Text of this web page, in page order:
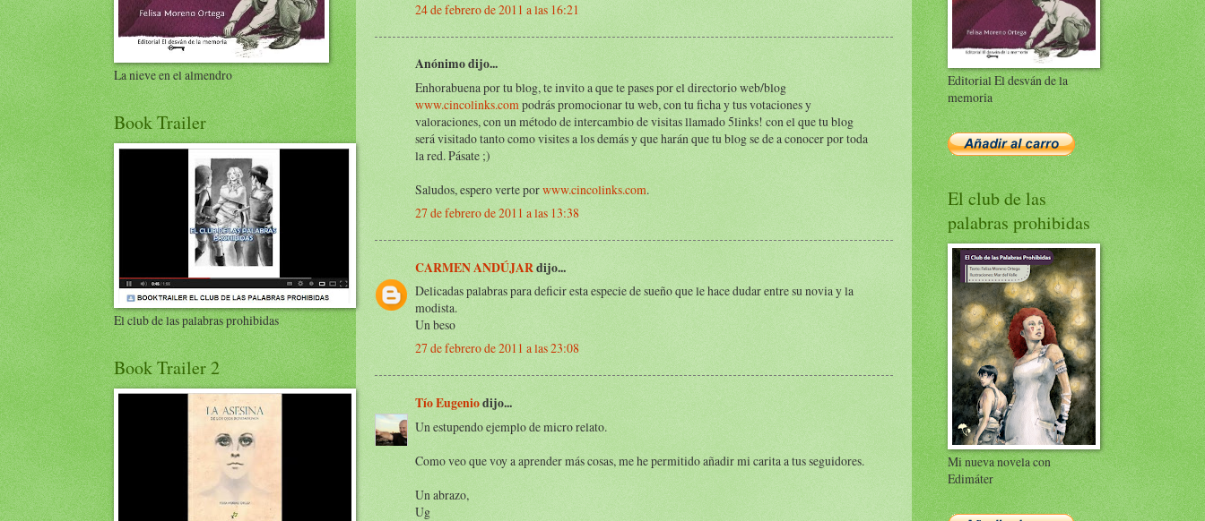
24 de febrero de 2011 a las 16:21
Anónimo dijo...
Enhorabuena por tu blog, te invito a que te pases por el directorio web/blog
www.cincolinks.compodrás promocionar tu web, con tu ficha y tus votaciones y
valoraciones, con un método de intercambio de visitas llamado 5links! con el que tu blog
será visitado tanto como visites a los demás y que harán que tu blog se de a conocer por toda
la red. Pásate ;)
Saludos, espero verte porwww.cincolinks.com.
27 de febrero de 2011 a las 13:38
CARMEN ANDÚJARdijo...
Delicadas palabras para deficir esta especie de sueño que le hace dudar entre su novia y la
modista.
Un beso
27 de febrero de 2011 a las 23:08
Tío Eugeniodijo...
Un estupendo ejemplo de micro relato.
Como veo que voy a aprender más cosas, me he permitido añadir mi carita a tus seguidores.
Un abrazo,
Ug
La nieve en el almendro
Book Trailer
El club de las palabras prohibidas
Book Trailer 2
Editorial El desván de la
memoria
El club de las
palabras prohibidas
Mi nueva novela con
Edimáter